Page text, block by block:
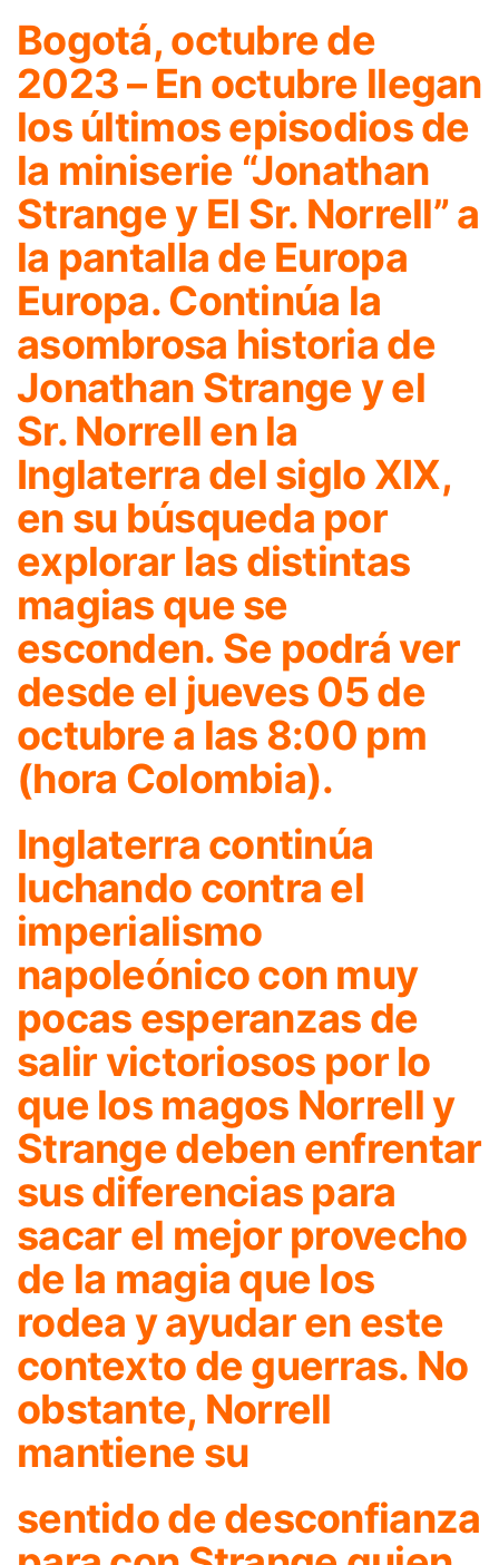
Bogotá, octubre de
2023 – En octubre llegan
los últimos episodios de
la miniserie “Jonathan
Strange y El Sr. Norrell” a
la pantalla de Europa
Europa. Continúa la
asombrosa historia de
Jonathan Strange y el
Sr. Norrell en la
Inglaterra del siglo XIX,
en su búsqueda por
explorar las distintas
magias que se
esconden. Se podrá ver
desde el jueves 05 de
octubre a las 8:00 pm
(hora Colombia).
Inglaterra continúa
luchando contra el
imperialismo
napoleónico con muy
pocas esperanzas de
salir victoriosos por lo
que los magos Norrell y
Strange deben enfrentar
sus diferencias para
sacar el mejor provecho
de la magia que los
rodea y ayudar en este
contexto de guerras. No
obstante, Norrell
mantiene su
sentido de desconfianza